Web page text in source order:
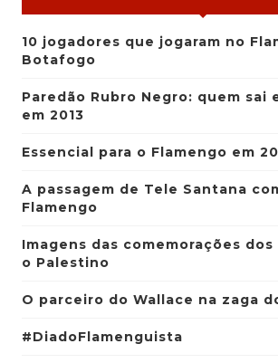
10 jogadores que jogaram no
Botafogo
Paredão Rubro Negro: quem sai
em 2013
Essencial para o Flamengo em
A passagem de Tele Santana
Flamengo
Imagens das comemorações
o Palestino
O parceiro do Wallace na zaga
#DiadoFlamenguista